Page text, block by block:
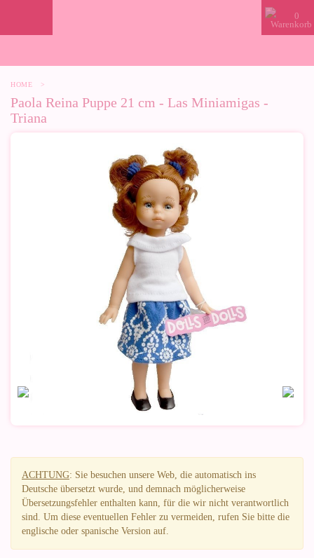
0
HOME >
Paola Reina Puppe 21 cm - Las Miniamigas -
Triana
ACHTUNG: Sie besuchen unsere Web, die automatisch ins
Deutsche übersetzt wurde, und demnach möglicherweise
Übersetzungsfehler enthalten kann, für die wir nicht verantwortlich
sind. Um diese eventuellen Fehler zu vermeiden, rufen Sie bitte die
englische oder spanische Version auf.